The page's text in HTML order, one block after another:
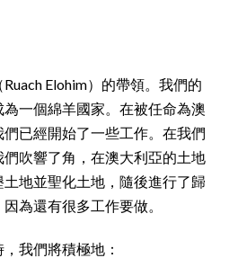
Elohim）的帶領。我們的
一個綿羊國家。在被任命為澳
已經開始了一些工作。在我們
吹響了角，在澳大利亞的土地
土地並聖化土地，隨後進行了歸
為還有很多工作要做。
我們將積極地：